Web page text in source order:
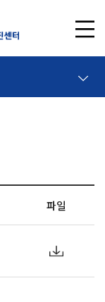
파일